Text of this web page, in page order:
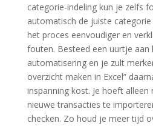
categorie-indeling kun je zelfs
automatisch de juiste
het proces eenvoudiger en
fouten. Besteed een uurtje aan
automatisering en je zult
overzicht maken in Excel”
inspanning kost. Je hoeft
nieuwe transacties te
checken. Zo houd je meer tijd